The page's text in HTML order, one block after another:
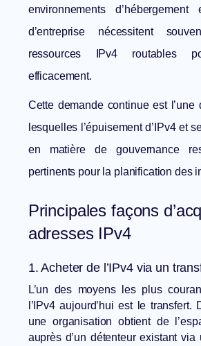
environnements
d’entreprise nécessitent
ressources IPv4 routables
efficacement.
Cette demande continue est l’une
lesquelles l’épuisement d’IPv4 et
en matière de gouvernance
pertinents pour la planification des
Principales façons
adresses IPv4
1. Acheter de l’IPv4 via un
L’un des moyens les plus
l’IPv4 aujourd’hui est le transfert.
une organisation obtient de
auprès d’un détenteur existant